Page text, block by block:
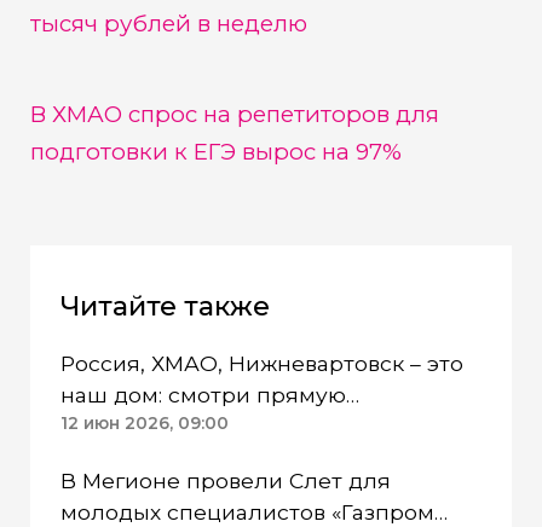
тысяч рублей в неделю
В ХМАО спрос на репетиторов для
подготовки к ЕГЭ вырос на 97%
Читайте также
Россия, ХМАО, Нижневартовск – это
наш дом: смотри прямую
трансляции фестиваля
12 июн 2026, 09:00
В Мегионе провели Слет для
молодых специалистов «Газпром